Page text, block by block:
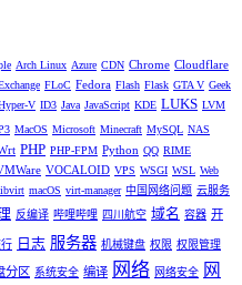
Arch Linux Azure CDN Chrome Cloudflare
FLoC Fedora Flash Flask GTA V Geek
V ID3 Java JavaScript KDE LUKS LVM
MacOS Microsoft Minecraft MySQL NAS
PHP PHP-FPM Python QQ RIME
VOCALOID VPS WSGI WSL Web
macOS virt-manager 中国网络问题 云服务
反编译 哔哩哔哩 四川航空 域名 容器 开
日志 服务器 机械键盘 权限 权限管理
分区 系统安全 编译 网络 网络安全 网